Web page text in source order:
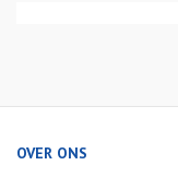
OVER ONS